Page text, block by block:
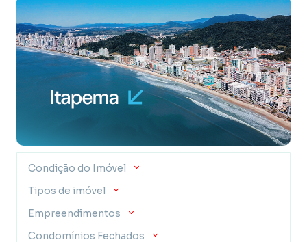
Condição do Imóvel
Tipos de imóvel
Empreendimentos
Condomínios Fechados